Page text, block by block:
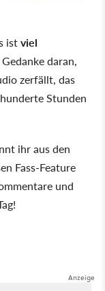
istviel
daran,
zerfällt, das
Stunden
ihr aus den
Fass-Feature
und